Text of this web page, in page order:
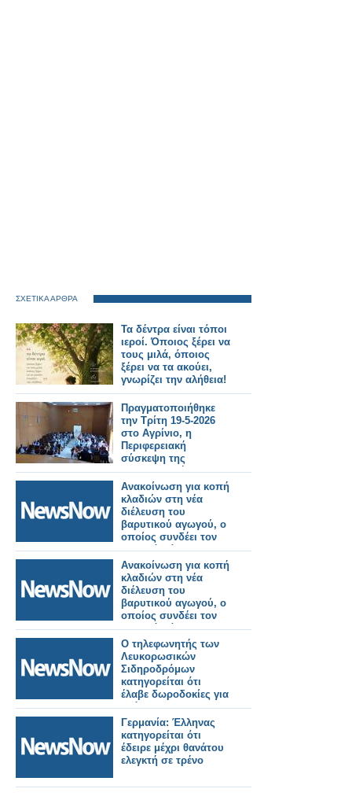
ΣΧΕΤΙΚΑ ΑΡΘΡΑ
Τα δέντρα είναι τόποι
ιεροί. Όποιος ξέρει να
τους μιλά, όποιος
ξέρει να τα ακούει,
γνωρίζει την αλήθεια!
Πραγματοποιήθηκε
την Τρίτη 19-5-2026
στο Αγρίνιο, η
Περιφερειακή
σύσκεψη της
Συντονιστικής
Επιτροπής Αγώνα
(Σ.Ε.Α) των
συνταξιουχικων
οργανώσεων στην
αίθουσα τού ΕΚΑ
Ανακοίνωση για κοπή
κλαδιών στη νέα
διέλευση του
βαρυτικού αγωγού, ο
οποίος συνδέει τον
οικισμό Βάρνακα με
τις εγκαταστάσεις
Ε.Ε.Λ. (3η
ανακοίνωση).
Ανακοίνωση για κοπή
κλαδιών στη νέα
διέλευση του
βαρυτικού αγωγού, ο
οποίος συνδέει τον
οικισμό Βάρνακα με
τις εγκαταστάσεις
Ε.Ε.Λ. (2η
ανακοίνωση).
Ο τηλεφωνητής των
Λευκορωσικών
Σιδηροδρόμων
κατηγορείται ότι
έλαβε δωροδοκίες για
στάσεις
εμπορευματικών
τρένων
Γερμανία: Έλληνας
κατηγορείται ότι
έδειρε μέχρι θανάτου
ελεγκτή σε τρένο